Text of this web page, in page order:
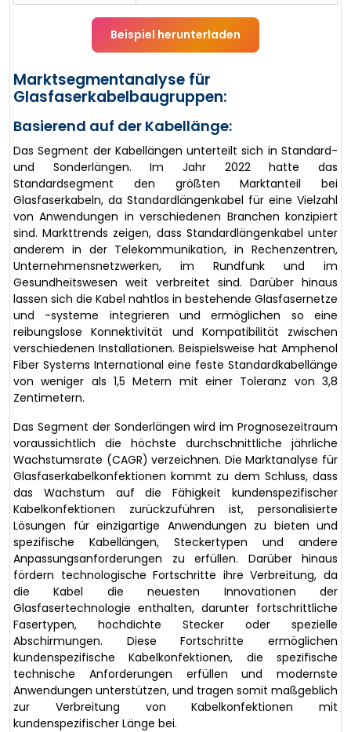
Beispiel herunterladen
Marktsegmentanalyse für
Glasfaserkabelbaugruppen:
Basierend auf der Kabellänge:
Das Segment der Kabellängen unterteilt sich in Standard-
und Sonderlängen. Im Jahr 2022 hatte das
Standardsegment den größten Marktanteil bei
Glasfaserkabeln, da Standardlängenkabel für eine Vielzahl
von Anwendungen in verschiedenen Branchen konzipiert
sind. Markttrends zeigen, dass Standardlängenkabel unter
anderem in der Telekommunikation, in Rechenzentren,
Unternehmensnetzwerken, im Rundfunk und im
Gesundheitswesen weit verbreitet sind. Darüber hinaus
lassen sich die Kabel nahtlos in bestehende Glasfasernetze
und -systeme integrieren und ermöglichen so eine
reibungslose Konnektivität und Kompatibilität zwischen
verschiedenen Installationen. Beispielsweise hat Amphenol
Fiber Systems International eine feste Standardkabellänge
von weniger als 1,5 Metern mit einer Toleranz von 3,8
Zentimetern.
Das Segment der Sonderlängen wird im Prognosezeitraum
voraussichtlich die höchste durchschnittliche jährliche
Wachstumsrate (CAGR) verzeichnen. Die Marktanalyse für
Glasfaserkabelkonfektionen kommt zu dem Schluss, dass
das Wachstum auf die Fähigkeit kundenspezifischer
Kabelkonfektionen zurückzuführen ist, personalisierte
Lösungen für einzigartige Anwendungen zu bieten und
spezifische Kabellängen, Steckertypen und andere
Anpassungsanforderungen zu erfüllen. Darüber hinaus
fördern technologische Fortschritte ihre Verbreitung, da
die Kabel die neuesten Innovationen der
Glasfasertechnologie enthalten, darunter fortschrittliche
Fasertypen, hochdichte Stecker oder spezielle
Abschirmungen. Diese Fortschritte ermöglichen
kundenspezifische Kabelkonfektionen, die spezifische
technische Anforderungen erfüllen und modernste
Anwendungen unterstützen, und tragen somit maßgeblich
zur Verbreitung von Kabelkonfektionen mit
kundenspezifischer Länge bei.